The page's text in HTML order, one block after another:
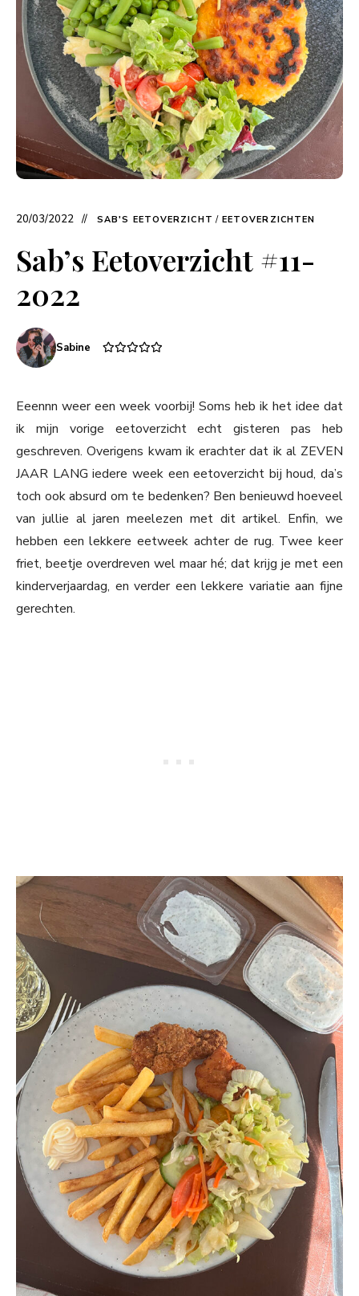
20/03/2022 SAB'S EETOVERZICHT / EETOVERZICHTEN
Sab’s Eetoverzicht #11-
2022
Sabine
Eeennn weer een week voorbij! Soms heb ik het idee dat
ik mijn vorige eetoverzicht echt gisteren pas heb
geschreven. Overigens kwam ik erachter dat ik al ZEVEN
JAAR LANG iedere week een eetoverzicht bij houd, da’s
toch ook absurd om te bedenken? Ben benieuwd hoeveel
van jullie al jaren meelezen met dit artikel. Enfin, we
hebben een lekkere eetweek achter de rug. Twee keer
friet, beetje overdreven wel maar hé; dat krijg je met een
kinderverjaardag, en verder een lekkere variatie aan fijne
gerechten.